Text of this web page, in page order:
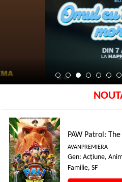
PAW Patrol:
AVANPREMIERA
Gen: Acţiune,
Familie, SF